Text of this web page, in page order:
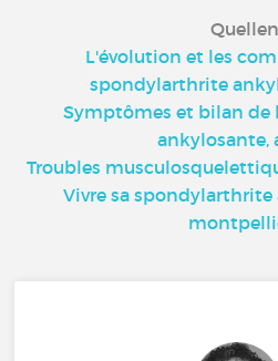
L'évolution et les
spondylarthrite
Symptômes et bilan
ankylosante,
Troubles
Vivre sa